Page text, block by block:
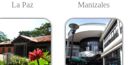
La Paz Manizales